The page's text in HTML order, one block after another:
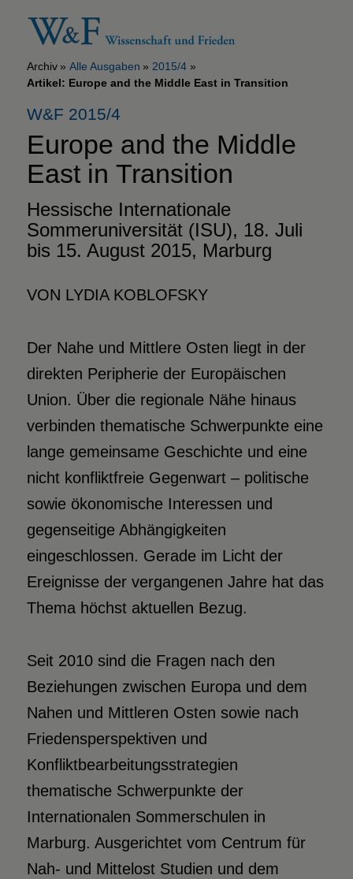
Archiv Alle Ausgaben
2015/4
Artikel: Europe and the Middle East in Transition
W&F 2015/4
Europe and the Middle
East in Transition
Hessische Internationale
Sommeruniversität (ISU), 18. Juli
bis 15. August 2015, Marburg
VON LYDIA KOBLOFSKY
Der Nahe und Mittlere Osten liegt in der
direkten Peripherie der Europäischen
Union. Über die regionale Nähe hinaus
verbinden thematische Schwerpunkte eine
lange gemeinsame Geschichte und eine
nicht konfliktfreie Gegenwart – politische
sowie ökonomische Interessen und
gegenseitige Abhängigkeiten
eingeschlossen. Gerade im Licht der
Ereignisse der vergangenen Jahre hat das
Thema höchst aktuellen Bezug.
Seit 2010 sind die Fragen nach den
Beziehungen zwischen Europa und dem
Nahen und Mittleren Osten sowie nach
Friedensperspektiven und
Konfliktbearbeitungsstrategien
thematische Schwerpunkte der
Internationalen Sommerschulen in
Marburg. Ausgerichtet vom Centrum für
Nah- und Mittelost Studien und dem